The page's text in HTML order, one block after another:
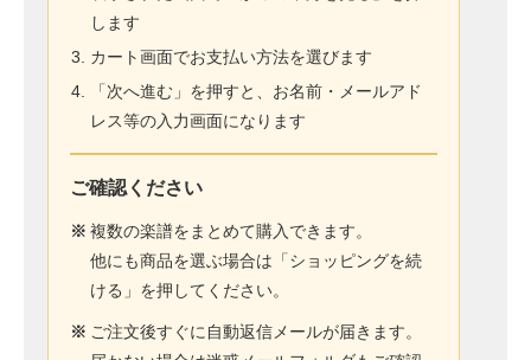
します
カート画面でお支払い方法を選びます
「次へ進む」を押すと、お名前・メールアド
レス等の入力画面になります
ご確認ください
※ 複数の楽譜をまとめて購入できます。
他にも商品を選ぶ場合は「ショッピングを続
ける」を押してください。
※ ご注文後すぐに自動返信メールが届きます。